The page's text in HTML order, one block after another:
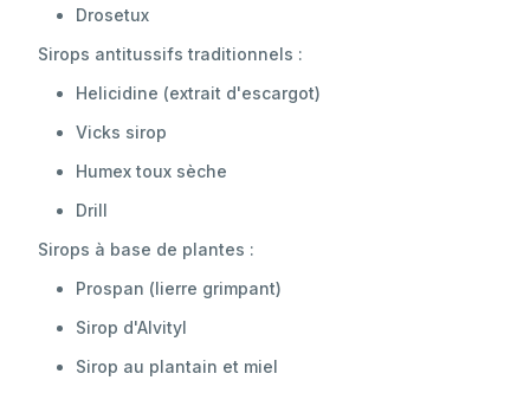
Drosetux
Sirops antitussifs traditionnels :
Helicidine (extrait d'escargot)
Vicks sirop
Humex toux sèche
Drill
Sirops à base de plantes :
Prospan (lierre grimpant)
Sirop d'Alvityl
Sirop au plantain et miel